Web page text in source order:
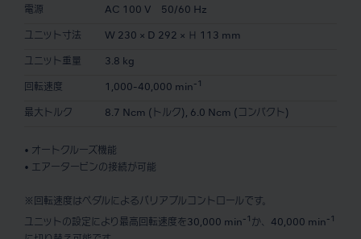
電源 AC 100 V 50/60 Hz
ユニット寸法 W 230 × D 292 × Ｈ 113 mm
ユニット重量 3.8 kg
回転速度 1,000-40,000 min -1
最大トルク 8.7 Ncm (トルク), 6.0 Ncm (コンパクト)
• オートクルーズ機能
• エアータービンの接続が可能
※回転速度はペダルによるバリアブルコントロールです。
ユニットの設定により最高回転速度を30,000 min -1 か、40,000 min -1